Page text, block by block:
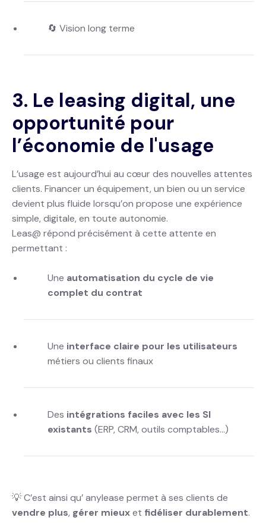
🔄 Vision long terme
3. Le leasing digital, une
opportunité pour
l’économie de l'usage
L’usage est aujourd’hui au cœur des nouvelles attentes
clients. Financer un équipement, un bien ou un service
devient plus fluide lorsqu’on propose une expérience
simple, digitale, en toute autonomie.
Leas@ répond précisément à cette attente en
permettant :
Une automatisation du cycle de vie
complet du contrat
Une interface claire pour les utilisateurs
métiers ou clients finaux
Des intégrations faciles avec les SI
existants (ERP, CRM, outils comptables…)
💡 C’est ainsi qu’ anylease permet à ses clients de
vendre plus, gérer mieuxet fidéliser durablement.